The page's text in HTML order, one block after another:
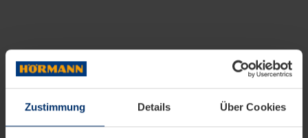
Zustimmung Details Über Cookies